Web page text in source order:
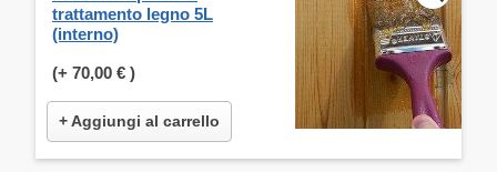
trattamento legno 5L
(interno)
(+ 70,00 € )
+ Aggiungi al carrello